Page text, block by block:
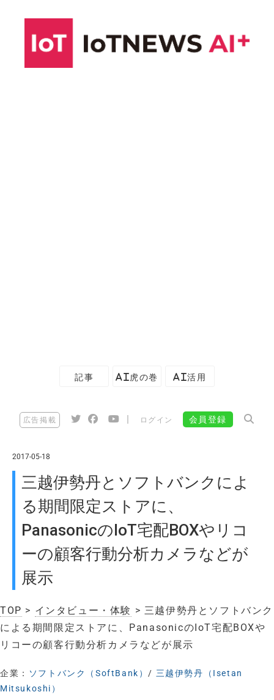
記事 AI虎の巻 AI活用
広告掲載 ログイン 会員登録
2017-05-18
三越伊勢丹とソフトバンクによ
る期間限定ストアに、
PanasonicのIoT宅配BOXやリコ
ーの顧客行動分析カメラなどが
展示
TOP > インタビュー・体験 > 三越伊勢丹とソフトバンク
による期間限定ストアに、PanasonicのIoT宅配BOXや
リコーの顧客行動分析カメラなどが展示
企業： ソフトバンク（SoftBank）/ 三越伊勢丹（Isetan
Mitsukoshi）